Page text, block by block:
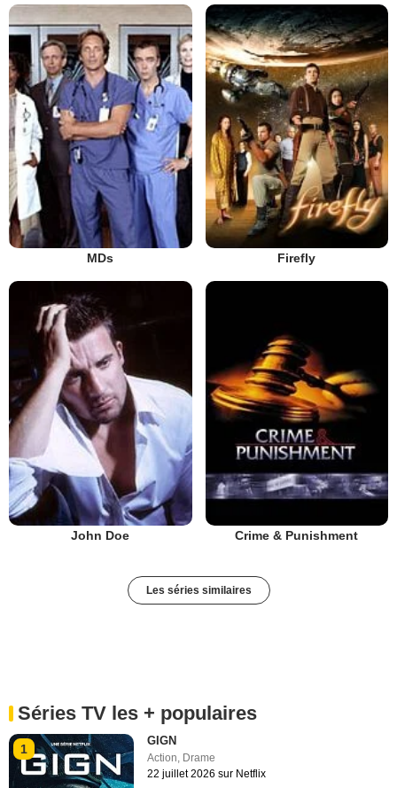
MDs Firefly
John Doe Crime & Punishment
Les séries similaires
Séries TV les + populaires
1
GIGN
Action Drame
22 juillet 2026 sur Netflix